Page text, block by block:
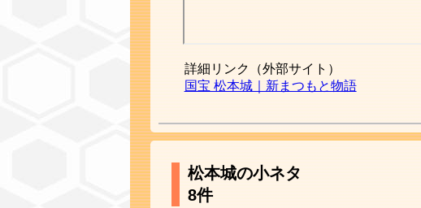
詳細リンク（外部サイト）
国宝 松本城｜新まつもと物語
松本城の小ネタ
8件